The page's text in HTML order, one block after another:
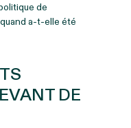
de
a-t-elle été
DE